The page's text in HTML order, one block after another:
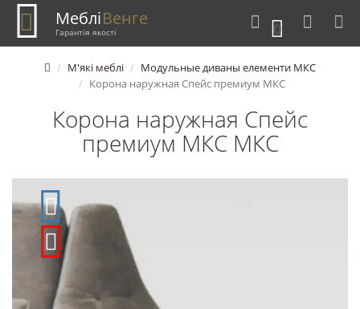
0
МебліВенге
Гарантія якості
М'які меблі
Модульные диваны елементи МКС
Корона наружная Спейс премиум МКС
Корона наружная Спейс
премиум МКС МКС